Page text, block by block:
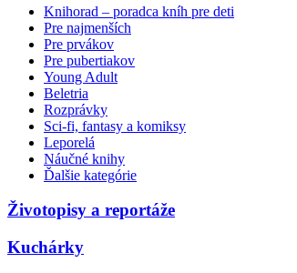
Knihorad – poradca kníh pre deti
Pre najmenších
Pre prvákov
Pre pubertiakov
Young Adult
Beletria
Rozprávky
Sci-fi, fantasy a komiksy
Leporelá
Náučné knihy
Ďalšie kategórie
Životopisy a reportáže
Kuchárky